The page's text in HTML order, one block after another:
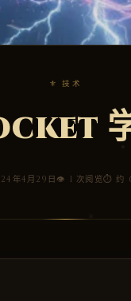
⚜ 技术
年4月29日👁 1 次阅览⏱ 约